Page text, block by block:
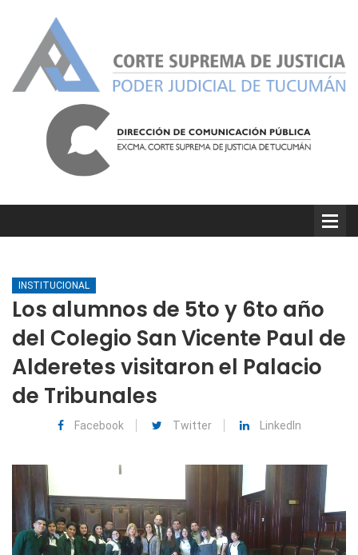
INSTITUCIONAL
Los alumnos de 5to y 6to año
del Colegio San Vicente Paul de
Alderetes visitaron el Palacio
de Tribunales
Facebook Twitter LinkedIn